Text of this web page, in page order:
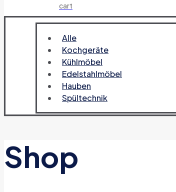
cart
Alle
Kochgeräte
Kühlmöbel
Edelstahlmöbel
Hauben
Spültechnik
Shop